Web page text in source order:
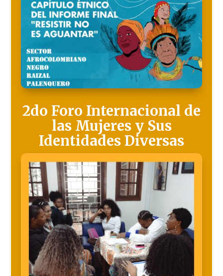
2do Foro Internacional de
las Mujeres y Sus
Identidades Diversas